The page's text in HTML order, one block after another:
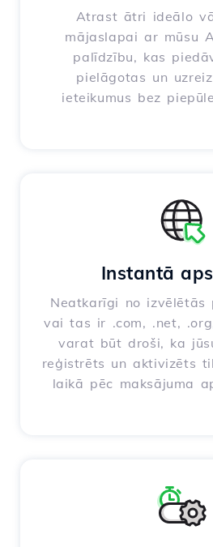
Atrast ātri ideālo
mājaslapai ar mūsu
palīdzību, kas
pielāgotas un
ieteikumus bez
Instantā
Neatkarīgi no izvēlētās
vai tas ir .com, .net,
varat būt droši, ka
reģistrēts un aktivizēts
laikā pēc maksājuma